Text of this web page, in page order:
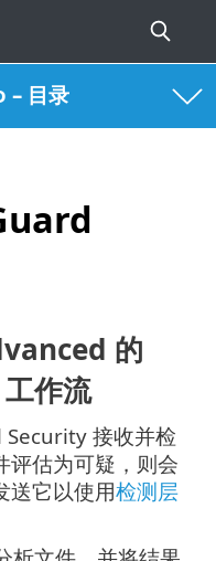
– 目录
的
作流
Security 接收并检
评估为可疑，则会
送它以使用检测层